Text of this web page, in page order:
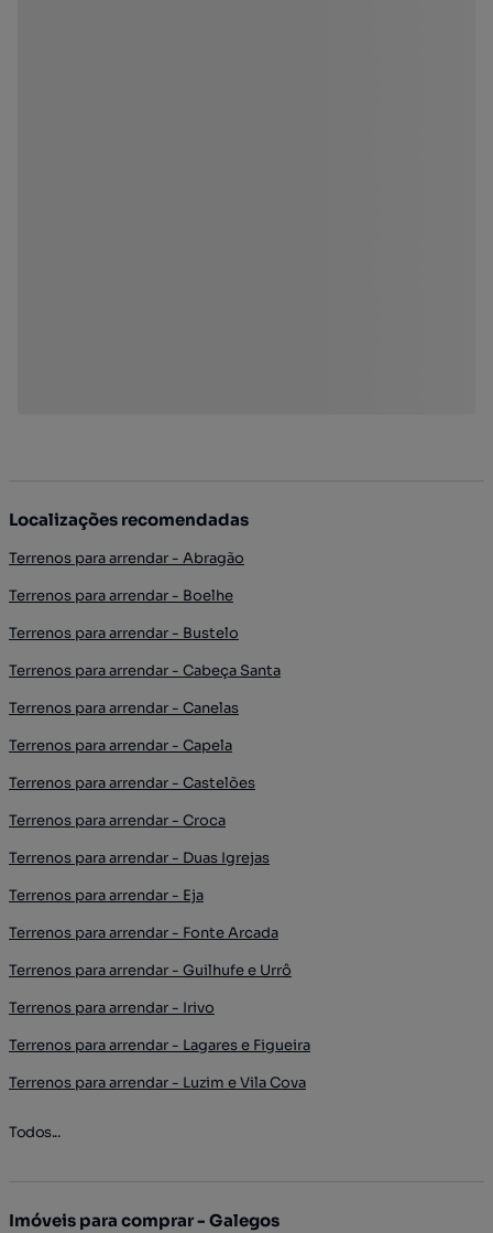
Localizações recomendadas
Terrenos para arrendar - Abragão
Terrenos para arrendar - Boelhe
Terrenos para arrendar - Bustelo
Terrenos para arrendar - Cabeça Santa
Terrenos para arrendar - Canelas
Terrenos para arrendar - Capela
Terrenos para arrendar - Castelões
Terrenos para arrendar - Croca
Terrenos para arrendar - Duas Igrejas
Terrenos para arrendar - Eja
Terrenos para arrendar - Fonte Arcada
Terrenos para arrendar - Guilhufe e Urrô
Terrenos para arrendar - Irivo
Terrenos para arrendar - Lagares e Figueira
Terrenos para arrendar - Luzim e Vila Cova
Todos...
Imóveis para comprar - Galegos